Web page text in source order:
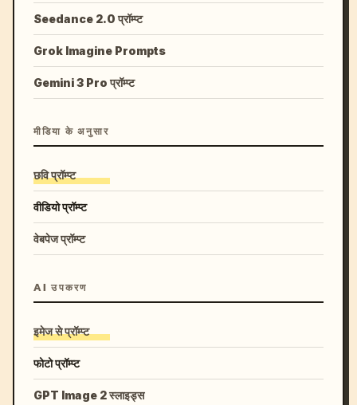
Seedance 2.0 प्रॉम्प्ट
Grok Imagine Prompts
Gemini 3 Pro प्रॉम्प्ट
मीडिया के अनुसार
छवि प्रॉम्प्ट
वीडियो प्रॉम्प्ट
वेबपेज प्रॉम्प्ट
AI उपकरण
इमेज से प्रॉम्प्ट
फोटो प्रॉम्प्ट
GPT Image 2 स्लाइड्स